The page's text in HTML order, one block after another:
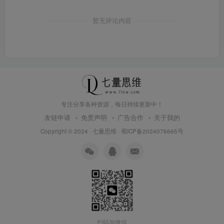
暂无评论内容
专注分享各种资源，每日持续更新中！
友链申请 免责声明 广告合作 关于我的
Copyright © 2024 · 七量思维 · 蜀ICP备2024076665号
扫码加微信